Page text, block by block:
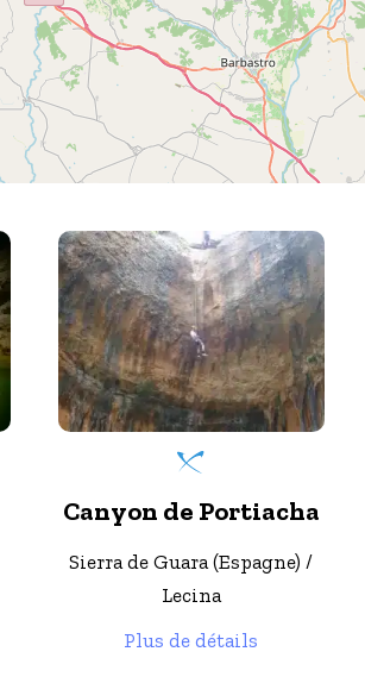
Canyon de Formiga
Plus de détails